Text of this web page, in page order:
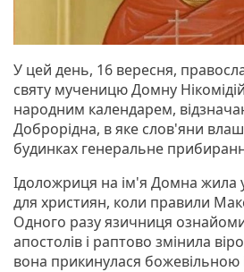
У цей день, 16 вересня,
святу мученицю Домну
народним календарем,
Доброрідна, в яке слов'яни
будинках генеральне
Ідоложриця на ім'я Домна жила
для християн, коли правили
Одного разу язичниця
апостолів і раптово змінила
вона прикинулася божевільною